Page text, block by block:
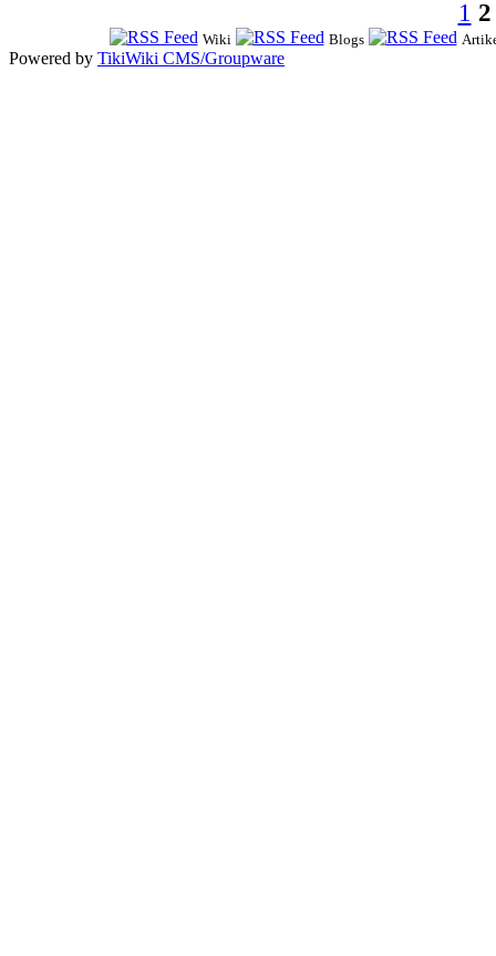
1 2
Wiki Blogs
Powered by TikiWiki CMS/Groupware